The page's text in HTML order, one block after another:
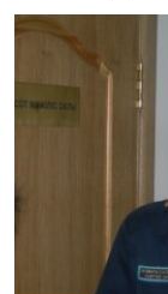
Search
ӘЛЕМ
АРНАЙЫ
Русский